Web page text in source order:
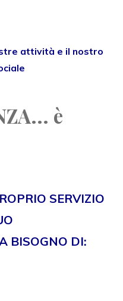
attività e il nostro
è
SERVIZIO
BISOGNO DI: